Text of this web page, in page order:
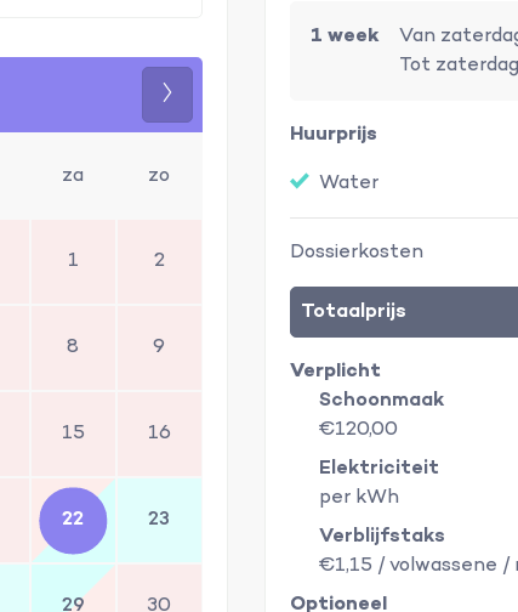
za zo
1 2
8 9
15 16
22 23
29 30
1 week
Van
Tot
Huurprijs
Water
Dossierkosten
Totaalprijs
Verplicht
Schoonmaak
€120,00
Elektriciteit
per kWh
Verblijfstaks
€1,15 / volwassene /
Optioneel